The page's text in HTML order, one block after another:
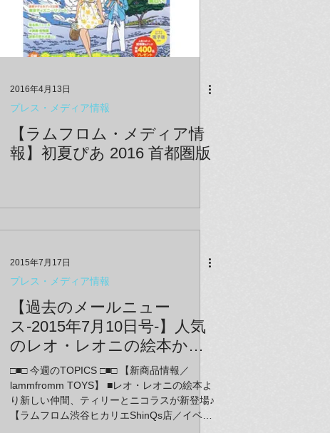
2016年4月13日
プレス・メディア情報
【ラムフロム・メディア情
報】初夏ぴあ 2016 首都圏版
2015年7月17日
プレス・メディア情報
【過去のメールニュー
ス-2015年7月10日号-】人気
のレオ・レオニの絵本から
ティリーとニコラスのマス
コットが新登場！ シンクス
店では「京東都 妖怪・百鬼
夜行シリーズ」フェアがス
□■□ 今週のTOPICS □■□ 【新商品情報／
lammfromm TOYS】 ■レオ・レオニの絵本よ
り新しい仲間、ティリーとニコラスが新登場♪
【ラムフロム渋谷ヒカリエShinQs店／イベン